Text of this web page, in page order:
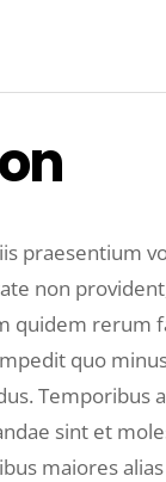
praesentium
non
quidem rerum
quo
Temporibus
sint et
maiores